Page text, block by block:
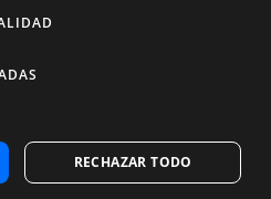
NV, USA
RECHAZAR TODO